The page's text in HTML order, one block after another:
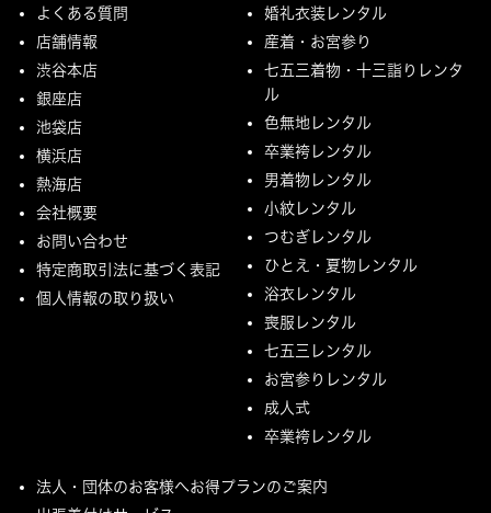
よくある質問
店舗情報
渋谷本店
銀座店
池袋店
横浜店
熱海店
会社概要
お問い合わせ
特定商取引法に基づく表記
個人情報の取り扱い
婚礼衣装レンタル
産着・お宮参り
七五三着物・十三詣りレンタ
ル
色無地レンタル
卒業袴レンタル
男着物レンタル
小紋レンタル
つむぎレンタル
ひとえ・夏物レンタル
浴衣レンタル
喪服レンタル
七五三レンタル
お宮参りレンタル
成人式
卒業袴レンタル
法人・団体のお客様へお得プランのご案内